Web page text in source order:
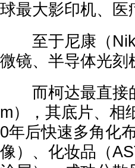
球最大影印机、医
至于尼康（
微镜、半导体光刻
而柯达最直接
m），其底片、相
0年后快速多角化
像）、化妆品（